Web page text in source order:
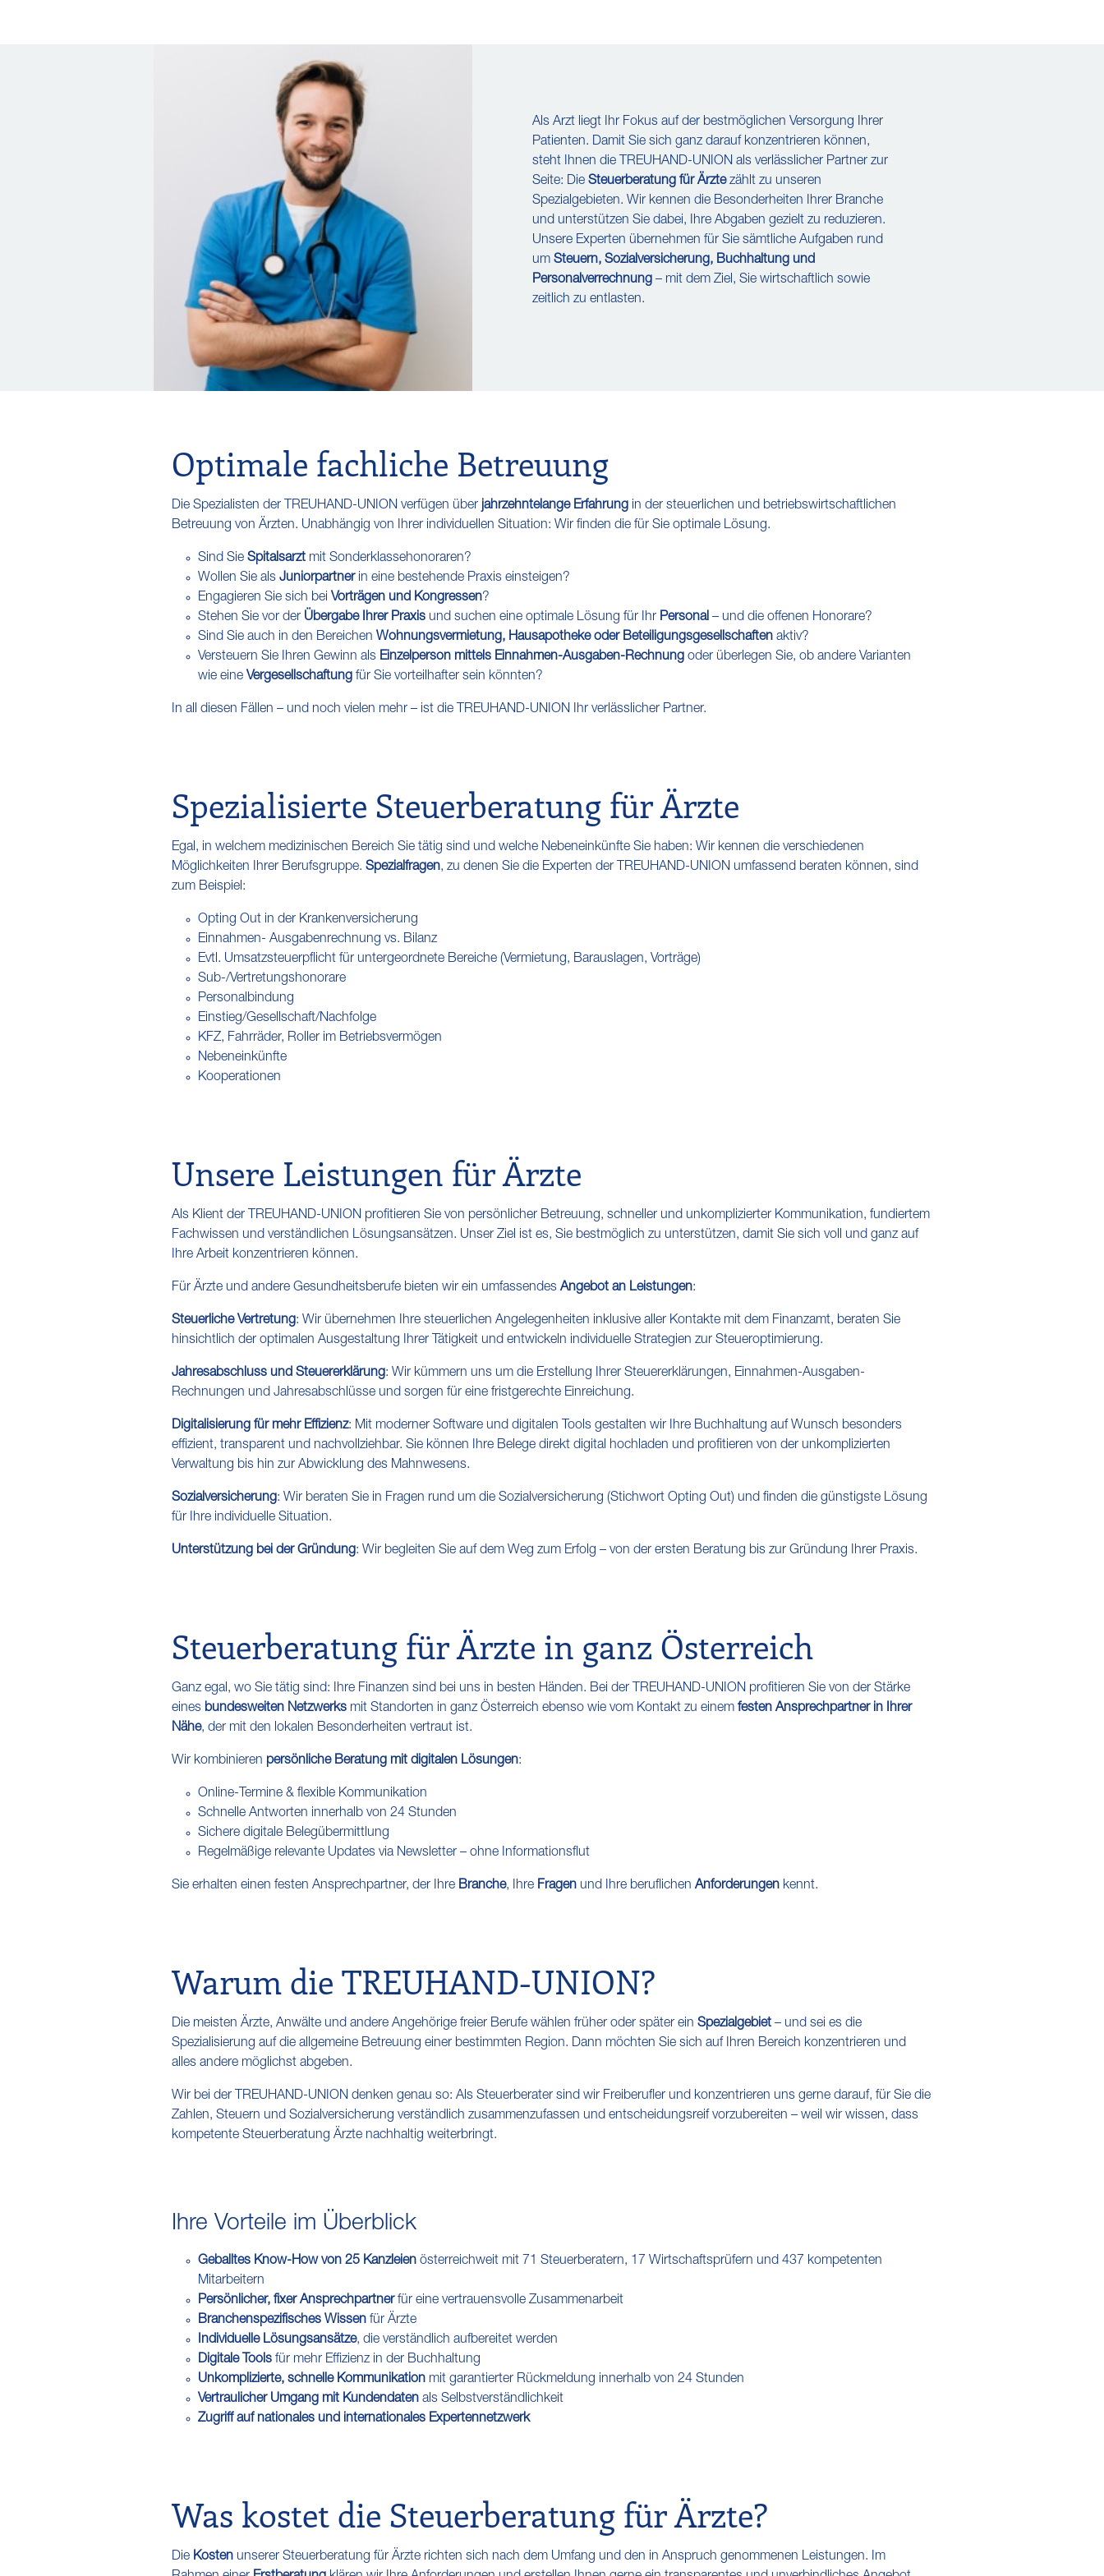
Als Arzt liegt Ihr Fokus auf der bestmöglichen Versorgung Ihrer
Patienten. Damit Sie sich ganz darauf konzentrieren können,
steht Ihnen die TREUHAND-UNION als verlässlicher Partner zur
Seite: Die Steuerberatung für Ärztezählt zu unseren
Spezialgebieten. Wir kennen die Besonderheiten Ihrer Branche
und unterstützen Sie dabei, Ihre Abgaben gezielt zu reduzieren.
Unsere Experten übernehmen für Sie sämtliche Aufgaben rund
um Steuern, Sozialversicherung, Buchhaltung und
Personalverrechnung – mit dem Ziel, Sie wirtschaftlich sowie
zeitlich zu entlasten.
Optimale fachliche Betreuung
Die Spezialisten der TREUHAND-UNION verfügen über jahrzehntelange Erfahrung in der steuerlichen und betriebswirtschaftlichen
Betreuung von Ärzten. Unabhängig von Ihrer individuellen Situation: Wir finden die für Sie optimale Lösung.
Sind Sie Spitalsarzt mit Sonderklassehonoraren?
Wollen Sie als Juniorpartnerin eine bestehende Praxis einsteigen?
Engagieren Sie sich bei Vorträgen und Kongressen?
Stehen Sie vor der Übergabe Ihrer Praxis und suchen eine optimale Lösung für Ihr Personal – und die offenen Honorare?
Sind Sie auch in den Bereichen Wohnungsvermietung, Hausapotheke oder Beteiligungsgesellschaften aktiv?
Versteuern Sie Ihren Gewinn als Einzelperson mittels Einnahmen-Ausgaben-Rechnung oder überlegen Sie, ob andere Varianten
wie eine Vergesellschaftung für Sie vorteilhafter sein könnten?
In all diesen Fällen – und noch vielen mehr – ist die TREUHAND-UNION Ihr verlässlicher Partner.
Spezialisierte Steuerberatung für Ärzte
Egal, in welchem medizinischen Bereich Sie tätig sind und welche Nebeneinkünfte Sie haben: Wir kennen die verschiedenen
Möglichkeiten Ihrer Berufsgruppe. Spezialfragen, zu denen Sie die Experten der TREUHAND-UNION umfassend beraten können, sind
zum Beispiel:
Opting Out in der Krankenversicherung
Einnahmen- Ausgabenrechnung vs. Bilanz
Evtl. Umsatzsteuerpflicht für untergeordnete Bereiche (Vermietung, Barauslagen, Vorträge)
Sub-/Vertretungshonorare
Personalbindung
Einstieg/Gesellschaft/Nachfolge
KFZ, Fahrräder, Roller im Betriebsvermögen
Nebeneinkünfte
Kooperationen
Unsere Leistungen für Ärzte
Als Klient der TREUHAND-UNION profitieren Sie von persönlicher Betreuung, schneller und unkomplizierter Kommunikation, fundiertem
Fachwissen und verständlichen Lösungsansätzen. Unser Ziel ist es, Sie bestmöglich zu unterstützen, damit Sie sich voll und ganz auf
Ihre Arbeit konzentrieren können.
Für Ärzte und andere Gesundheitsberufe bieten wir ein umfassendesAngebot an Leistungen:
Steuerliche Vertretung: Wir übernehmen Ihre steuerlichen Angelegenheiten inklusive aller Kontakte mit dem Finanzamt, beraten Sie
hinsichtlich der optimalen Ausgestaltung Ihrer Tätigkeit und entwickeln individuelle Strategien zur Steueroptimierung.
Jahresabschluss und Steuererklärung: Wir kümmern uns um die Erstellung Ihrer Steuererklärungen, Einnahmen-Ausgaben-
Rechnungen und Jahresabschlüsse und sorgen für eine fristgerechte Einreichung.
Digitalisierung für mehr Effizienz: Mit moderner Software und digitalen Tools gestalten wir Ihre Buchhaltung auf Wunsch besonders
effizient, transparent und nachvollziehbar. Sie können Ihre Belege direkt digital hochladen und profitieren von der unkomplizierten
Verwaltung bis hin zur Abwicklung des Mahnwesens.
Sozialversicherung: Wir beraten Sie in Fragen rund um die Sozialversicherung (Stichwort Opting Out) und finden die günstigste Lösung
für Ihre individuelle Situation.
Unterstützung bei der Gründung: Wir begleiten Sie auf dem Weg zum Erfolg – von der ersten Beratung bis zur Gründung Ihrer Praxis.
Steuerberatung für Ärzte in ganz Österreich
Ganz egal, wo Sie tätig sind: Ihre Finanzen sind bei uns in besten Händen. Bei der TREUHAND-UNION profitieren Sie von der Stärke
eines bundesweiten Netzwerks mit Standorten in ganz Österreich ebenso wie vom Kontakt zu einem festen Ansprechpartner in Ihrer
Nähe, der mit den lokalen Besonderheiten vertraut ist.
Wir kombinieren persönliche Beratung mit digitalen Lösungen:
Online-Termine & flexible Kommunikation
Schnelle Antworten innerhalb von 24 Stunden
Sichere digitale Belegübermittlung
Regelmäßige relevante Updates via Newsletter – ohne Informationsflut
Sie erhalten einen festen Ansprechpartner, der Ihre Branche, Ihre Fragen und Ihre beruflichenAnforderungen kennt.
Warum die TREUHAND-UNION?
Die meisten Ärzte, Anwälte und andere Angehörige freier Berufe wählen früher oder später ein Spezialgebiet – und sei es die
Spezialisierung auf die allgemeine Betreuung einer bestimmten Region. Dann möchten Sie sich auf Ihren Bereich konzentrieren und
alles andere möglichst abgeben.
Wir bei der TREUHAND-UNION denken genau so: Als Steuerberater sind wir Freiberufler und konzentrieren uns gerne darauf, für Sie die
Zahlen, Steuern und Sozialversicherung verständlich zusammenzufassen und entscheidungsreif vorzubereiten – weil wir wissen, dass
kompetente Steuerberatung Ärzte nachhaltig weiterbringt.
Ihre Vorteile im Überblick
Geballtes Know-How von 25 Kanzleien österreichweit mit 71 Steuerberatern, 17 Wirtschaftsprüfern und 437 kompetenten
Mitarbeitern
Persönlicher, fixer Ansprechpartnerfür eine vertrauensvolle Zusammenarbeit
Branchenspezifisches Wissen für Ärzte
Individuelle Lösungsansätze, die verständlich aufbereitet werden
Digitale Tools für mehr Effizienz in der Buchhaltung
Unkomplizierte, schnelle Kommunikation mit garantierter Rückmeldung innerhalb von 24 Stunden
Vertraulicher Umgang mit Kundendaten als Selbstverständlichkeit
Zugriff auf nationales und internationales Expertennetzwerk
Was kostet die Steuerberatung für Ärzte?
Die Kosten unserer Steuerberatung für Ärzte richten sich nach dem Umfang und den in Anspruch genommenen Leistungen. Im